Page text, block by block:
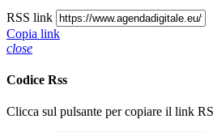
RSS link
Copia link
close
Codice Rss
Clicca sul pulsante per copiare il link